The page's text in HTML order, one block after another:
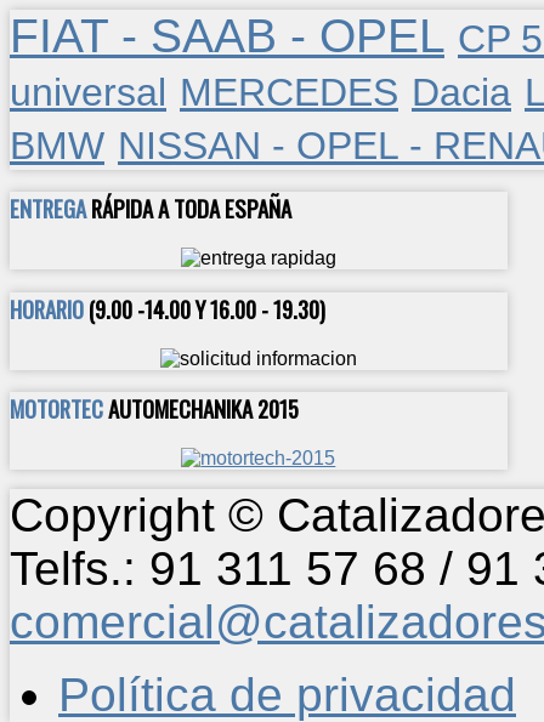
FIAT - SAAB - OPEL CP
universal MERCEDES Dacia
BMW NISSAN - OPEL -
ENTREGARÁPIDA A TODA ESPAÑA
HORARIO(9.00 -14.00 Y 16.00 - 19.30)
MOTORTECAUTOMECHANIKA 2015
Copyright ©
Telfs.: 91 311 57 68 /
Política de privacidad